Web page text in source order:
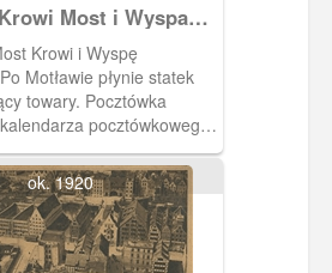
Most i Wyspa
Krowi i Wyspę
Motławie płynie statek
towary. Pocztówka
pocztówkowego
na rok 1961.
ok. 1920